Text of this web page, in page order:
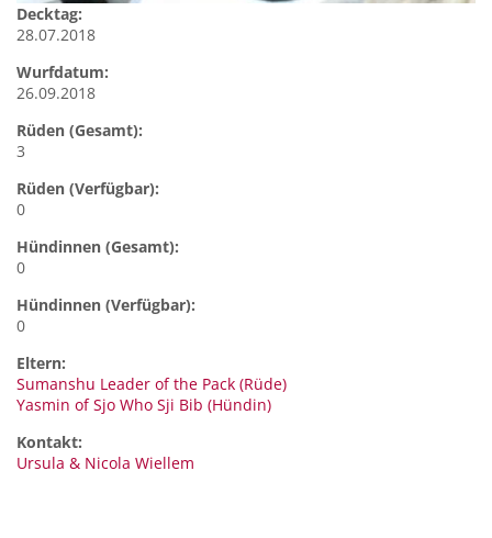
Decktag:
28.07.2018
Wurfdatum:
26.09.2018
Rüden (Gesamt):
3
Rüden (Verfügbar):
0
Hündinnen (Gesamt):
0
Hündinnen (Verfügbar):
0
Eltern:
Sumanshu Leader of the Pack (Rüde)
Yasmin of Sjo Who Sji Bib (Hündin)
Kontakt:
Ursula & Nicola Wiellem